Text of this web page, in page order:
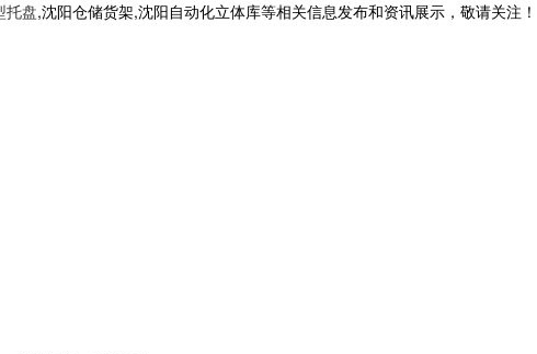
托盘,沈阳仓储货架,沈阳自动化立体库等相关信息发布和资讯展示，敬请关注！